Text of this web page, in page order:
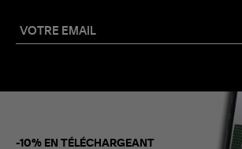
-10% EN TÉLÉCHARGEANT